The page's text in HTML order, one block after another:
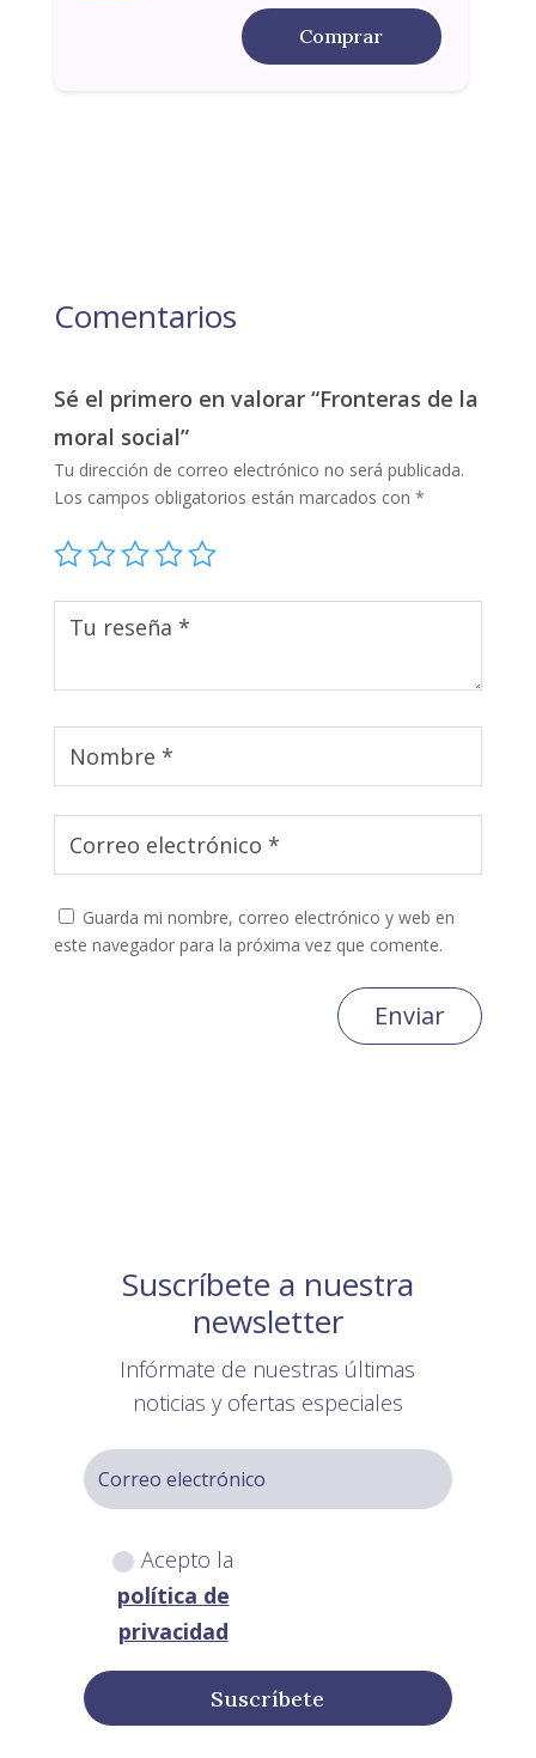
Comprar
Comentarios
Sé el primero en valorar “Fronteras de la
moral social”
Tu dirección de correo electrónico no será publicada.
Los campos obligatorios están marcados con *
Guarda mi nombre, correo electrónico y web en
este navegador para la próxima vez que comente.
Enviar
Suscríbete a nuestra
newsletter
Infórmate de nuestras últimas
noticias y ofertas especiales
Acepto la
política de
privacidad
Suscríbete